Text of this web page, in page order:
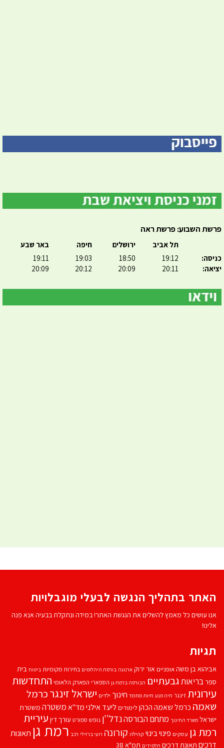
פרשת השבוע: פרשת ראה
כניסה:
יציאה:
תל אביב
19:12
20:11
ירושלים
18:50
20:09
חיפה
19:03
20:12
באר שבע
19:11
20:09
האתר בתהליך הנגשה לבעלי מוגבלויות
אנו עושים כל מאמץ להשלים את הנגשת האתר! במידה ונתקלת בבעיה אנא פנה
אלינו!
תגיות
אביהוא בן משהאופניים אור ירוק ארנונה בורסת היהלומים בחירות מקומיות ביטוח בית
ספרבריאותגבעתיים הבורסה ברמת גן הספארי הפארק הלאומי התחדשות
עירוניתזינגר חיה מנע חיות מחמד חינוך ילדים ישראל זינגרכרמל
שאמה כרמל שאמה הכהן לימודים ליעד אילנימד''אמשטרה משטרת
ישראל משרד החינוך מתחם הבורסהנדל''ן נופש ספורט עורך דין עיריית
רמת גן עסקים פינוי בינוי קהילה קורונה רועי ברזילי רכב רמת גן תאונות
דרכים תאונת דרכים תלמידים תמ"א 38